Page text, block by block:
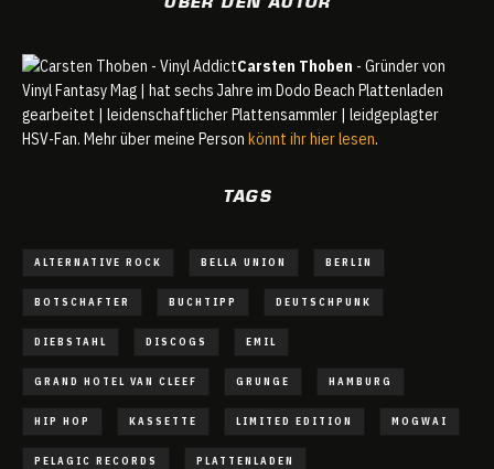
Carsten Thoben - Gründer von
Vinyl Fantasy Mag | hat sechs Jahre im Dodo Beach Plattenladen
gearbeitet | leidenschaftlicher Plattensammler | leidgeplagter
HSV-Fan. Mehr über meine Person könnt ihr hier lesen.
TAGS
ALTERNATIVE ROCK BELLA UNION BERLIN
BOTSCHAFTER BUCHTIPP DEUTSCHPUNK
DIEBSTAHL DISCOGS EMIL
GRAND HOTEL VAN CLEEF GRUNGE HAMBURG
HIP HOP KASSETTE LIMITED EDITION MOGWAI
PELAGIC RECORDS PLATTENLADEN